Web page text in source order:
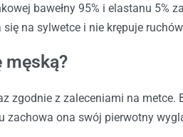
bawełny 95% i elastanu 5%
na sylwetce i nie krępuje
męską?
zgodnie z zaleceniami na metce.
ona swój pierwotny